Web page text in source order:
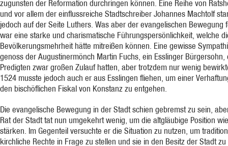
zugunsten der Reformation durchringen können. Eine Reihe von
und vor allem der einflussreiche Stadtschreiber Johannes Machtolf
jedoch auf der Seite Luthers. Was aber der evangelischen Bewegung
war eine starke und charismatische Führungspersönlichkeit, welche
Bevölkerungsmehrheit hätte mitreißen können. Eine gewisse
genoss der Augustinermönch Martin Fuchs, ein Esslinger Bürgersohn,
Predigten zwar großen Zulauf hatten, aber trotzdem nur wenig
1524 musste jedoch auch er aus Esslingen fliehen, um einer
den bischöflichen Fiskal von Konstanz zu entgehen.
Die evangelische Bewegung in der Stadt schien gebremst zu sein,
Rat der Stadt tat nun umgekehrt wenig, um die altgläubige Position
stärken. Im Gegenteil versuchte er die Situation zu nutzen, um
kirchliche Rechte in Frage zu stellen und sie in den Besitz der Stadt